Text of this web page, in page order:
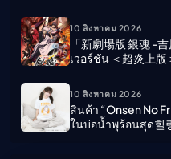
10 สิงหาคม 2026
「新劇場版 銀魂 -
เวอร์ชัน ＜超炎上
10 สิงหาคม 2026
สินค้า “Onsen No
ในบ่อน้ำพุร้อนสุด힐